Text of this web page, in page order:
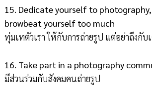
15. Dedicate yourself to
browbeat yourself too much
ทุ่มเทตัวเรา ให้กับการถ่ายรูป แต่อย่าถึงกับ
16. Take part in a photography
มีส่วนร่วมกับสังคมคนถ่ายรูป